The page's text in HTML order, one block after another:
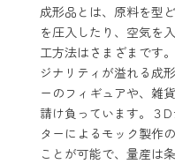
成形品とは、原料を型
を圧入したり、空気を
工方法はさまざまです
ジナリティが溢れる成
ーのフィギュアや、雑
請け負っています。３
ターによるモック製作
ことが可能で、量産は